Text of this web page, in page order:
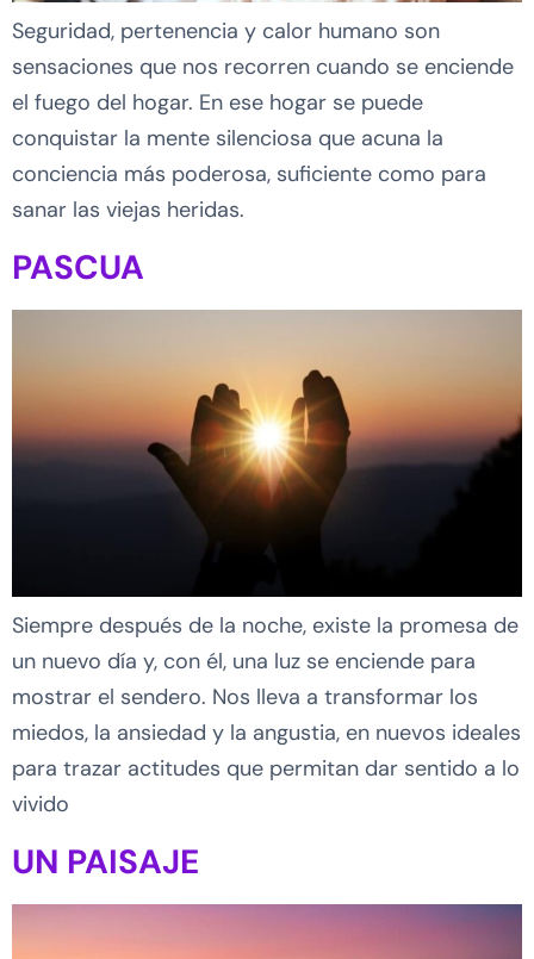
Seguridad, pertenencia y calor humano son
sensaciones que nos recorren cuando se enciende
el fuego del hogar. En ese hogar se puede
conquistar la mente silenciosa que acuna la
conciencia más poderosa, suficiente como para
sanar las viejas heridas.
PASCUA
Siempre después de la noche, existe la promesa de
un nuevo día y, con él, una luz se enciende para
mostrar el sendero. Nos lleva a transformar los
miedos, la ansiedad y la angustia, en nuevos ideales
para trazar actitudes que permitan dar sentido a lo
vivido
UN PAISAJE